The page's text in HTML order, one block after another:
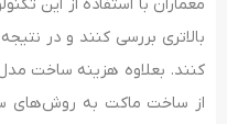
معماران با استفاده از این
بالاتری بررسی کنند و در
کنند. بعلاوه هزینه ساخت
از ساخت ماکت به روش‌های